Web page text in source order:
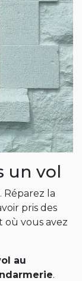
un vol
. Réparez la
pris des
où vous avez
au
.